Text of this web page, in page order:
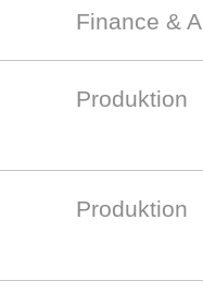
Finance &
Produktion
Produktion